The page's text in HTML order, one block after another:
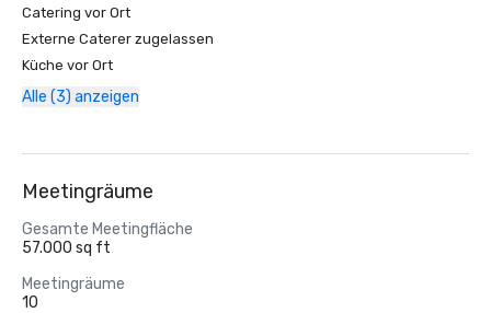
Catering vor Ort
Externe Caterer zugelassen
Küche vor Ort
Alle (3) anzeigen
Meetingräume
Gesamte Meetingfläche
57.000 sq ft
Meetingräume
10